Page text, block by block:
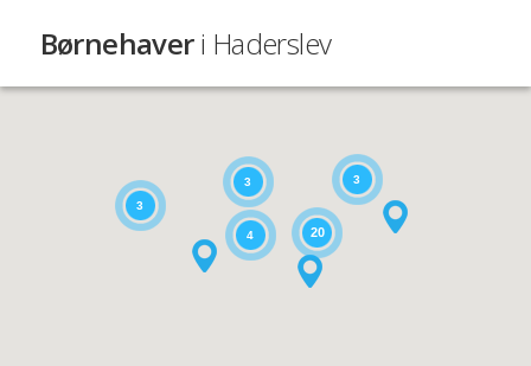
Børnehaveri Haderslev
3
20
3
3
4